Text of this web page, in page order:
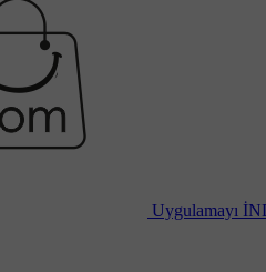
Uygulamayı